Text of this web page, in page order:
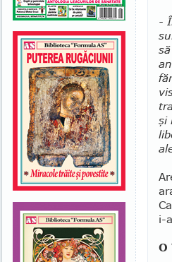
-
şi
i-
O